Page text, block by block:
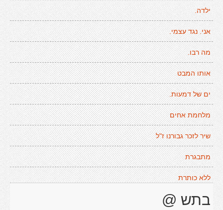
ילדה.
אני. נגד עצמי.
מה רבו.
אותו המבט
ים של דמעות.
מלחמת אחים
שיר לזכר גבורנו ז"ל
מתבגרת
ללא כותרת
בתש @